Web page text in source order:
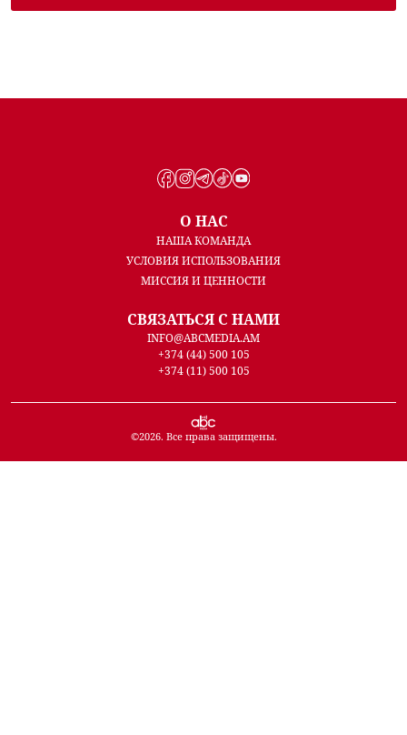
О НАС
НАША КОМАНДА
УСЛОВИЯ ИСПОЛЬЗОВАНИЯ
МИССИЯ И ЦЕННОСТИ
СВЯЗАТЬСЯ С НАМИ
INFO@ABCMEDIA.AM
+374 (44) 500 105
+374 (11) 500 105
©2026. Все права защищены.